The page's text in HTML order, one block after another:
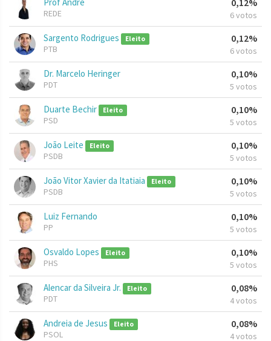
REDE
0,12%
6 votos
Sargento Rodrigues Eleito
PTB
0,12%
6 votos
Dr. Marcelo Heringer
PDT
0,10%
5 votos
Duarte Bechir Eleito
PSD
0,10%
5 votos
João Leite Eleito
PSDB
0,10%
5 votos
João Vitor Xavier da Itatiaia Eleito
PSDB
0,10%
5 votos
Luiz Fernando
PP
0,10%
5 votos
Osvaldo Lopes Eleito
PHS
0,10%
5 votos
Alencar da Silveira Jr. Eleito
PDT
0,08%
4 votos
Andreia de Jesus Eleito
PSOL
0,08%
4 votos